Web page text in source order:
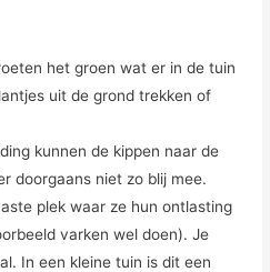
het groen wat er in de tuin
uit de grond trekken of
kunnen de kippen naar de
doorgaans niet zo blij mee.
plek waar ze hun ontlasting
varken wel doen). Je
In een kleine tuin is dit een